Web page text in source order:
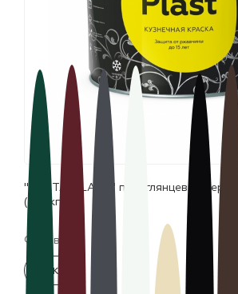
и эмали
"CERTA-PLAST" полуглянцевый
(10,0кг)
Фасовка:
10 кг